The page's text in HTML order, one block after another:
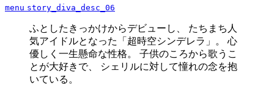
menu story_diva_desc_06
ふとしたきっかけからデビューし、 たちまち人
気アイドルとなった「超時空シンデレラ」。 心
優しく一生懸命な性格。 子供のころから歌うこ
とが大好きで、 シェリルに対して憧れの念を抱
いている。